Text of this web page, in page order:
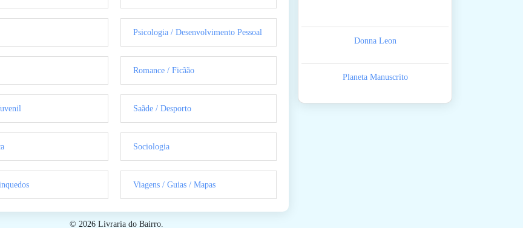
Psicologia / Desenvolvimento Pessoal
Romance / Ficãão
Saãde / Desporto
Sociologia
Viagens / Guias / Mapas
Donna Leon
Planeta Manuscrito
© 2026 Livraria do Bairro.